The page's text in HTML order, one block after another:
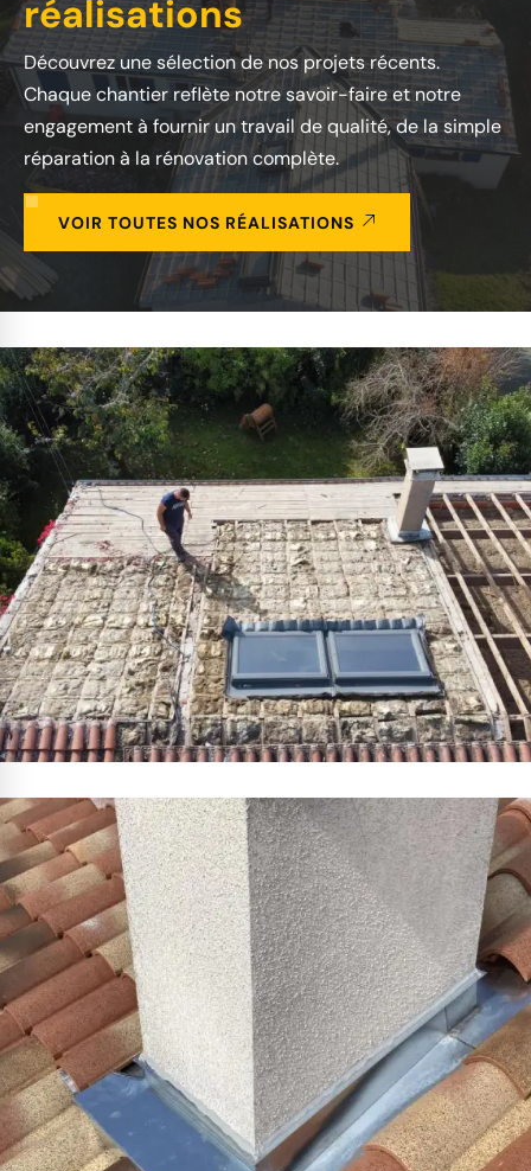
réalisations
Découvrez une sélection de nos projets récents.
Chaque chantier reflète notre savoir-faire et notre
engagement à fournir un travail de qualité, de la simple
réparation à la rénovation complète.
VOIR TOUTES NOS RÉALISATIONS